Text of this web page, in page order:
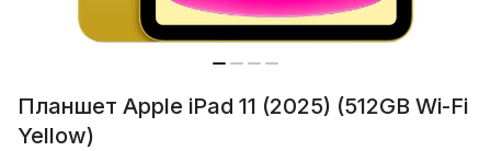
Планшет Apple iPad 11 (2025) (512GB Wi-Fi
Yellow)